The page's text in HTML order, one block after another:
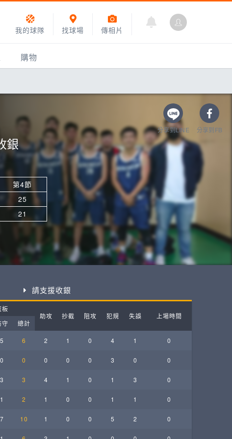
傳相片
找球場
我的球隊
ELITE週日籃球聯盟
TBSL高中乙組小聯盟
EMPOWER引爆運動訓練
購物
分享到LINE 分享到FB
銀
第4節
25
21
請支援收銀
板
助攻
抄截 阻攻 犯規 失誤
上場時間
守 總計
5 6 2 1 0 4 1 0
0 0 0 0 0 3 0 0
3 3 4 1 0 1 3 0
1 2 1 0 0 1 1 0
7 10 1 0 0 5 2 0